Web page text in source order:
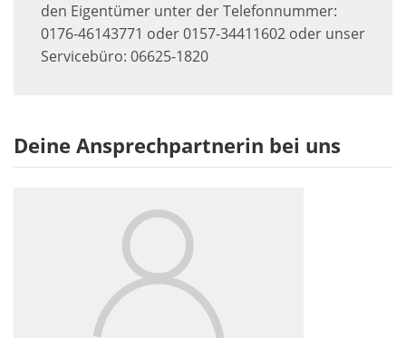
den Eigentümer unter der Telefonnummer:
0176-46143771 oder 0157-34411602 oder unser
Servicebüro: 06625-1820
Deine Ansprechpartnerin bei uns